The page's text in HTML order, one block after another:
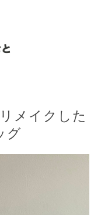
メイクした
グ